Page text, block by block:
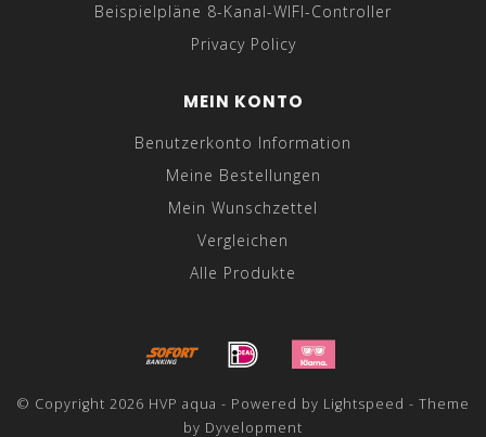
Beispielpläne 8-Kanal-WIFI-Controller
Privacy Policy
MEIN KONTO
Benutzerkonto Information
Meine Bestellungen
Mein Wunschzettel
Vergleichen
Alle Produkte
© Copyright 2026 HVP aqua - Powered by Lightspeed - Theme
by Dyvelopment